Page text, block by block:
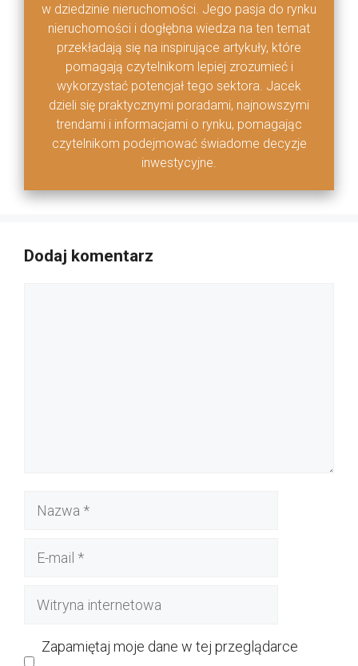
w dziedzinie nieruchomości. Jego pasja do rynku
nieruchomości i dogłębna wiedza na ten temat
przekładają się na inspirujące artykuły, które
pomagają czytelnikom lepiej zrozumieć i
wykorzystać potencjał tego sektora. Jacek
dzieli się praktycznymi poradami, najnowszymi
trendami i informacjami o rynku, pomagając
czytelnikom podejmować świadome decyzje
inwestycyjne.
Dodaj komentarz
Nazwa
Witryna
Zapamiętaj moje dane w tej przeglądarce